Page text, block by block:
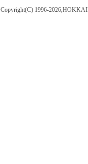
Copyright(C) 1996-